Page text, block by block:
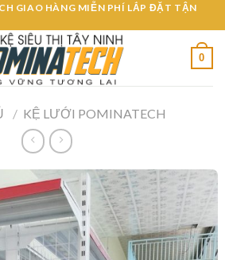
GIAO HÀNG MIỄN PHÍ LẮP ĐẶT TẬN
0
/ KỆ LƯỚI POMINATECH